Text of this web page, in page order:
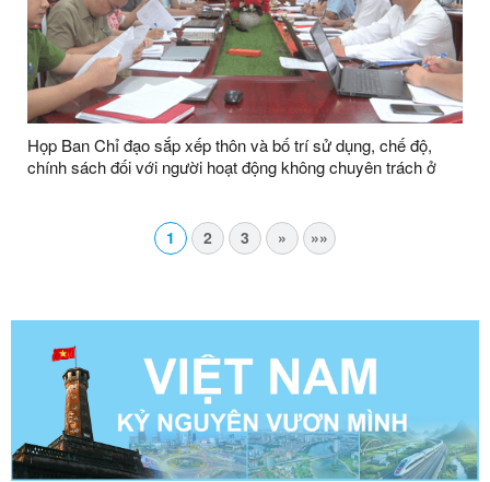
Họp Ban Chỉ đạo sắp xếp thôn và bố trí sử dụng, chế độ,
chính sách đối với người hoạt động không chuyên trách ở
1 2 3 » »»